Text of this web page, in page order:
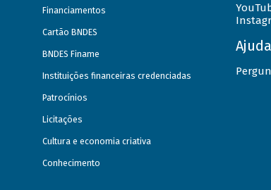
Financiamentos
Cartão BNDES
BNDES Finame
Instituições financeiras credenciadas
Patrocínios
Licitações
Cultura e economia criativa
Conhecimento
Ajuda